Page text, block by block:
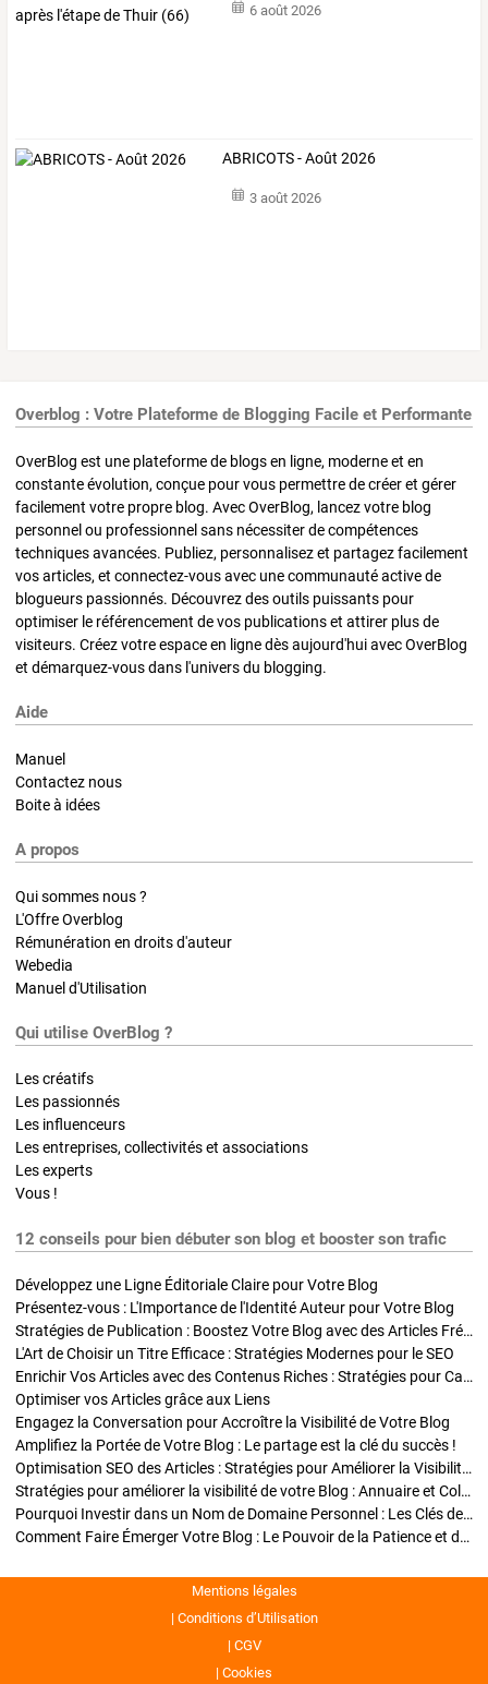
6 août 2026
ABRICOTS - Août 2026
3 août 2026
Overblog : Votre Plateforme de Blogging Facile et Performante
OverBlog est une plateforme de blogs en ligne, moderne et en
constante évolution, conçue pour vous permettre de créer et gérer
facilement votre propre blog. Avec OverBlog, lancez votre blog
personnel ou professionnel sans nécessiter de compétences
techniques avancées. Publiez, personnalisez et partagez facilement
vos articles, et connectez-vous avec une communauté active de
blogueurs passionnés. Découvrez des outils puissants pour
optimiser le référencement de vos publications et attirer plus de
visiteurs. Créez votre espace en ligne dès aujourd'hui avec OverBlog
et démarquez-vous dans l'univers du blogging.
Aide
Manuel
Contactez nous
Boite à idées
A propos
Qui sommes nous ?
L'Offre Overblog
Rémunération en droits d'auteur
Webedia
Manuel d'Utilisation
Qui utilise OverBlog ?
Les créatifs
Les passionnés
Les influenceurs
Les entreprises, collectivités et associations
Les experts
Vous !
12 conseils pour bien débuter son blog et booster son trafic
Développez une Ligne Éditoriale Claire pour Votre Blog
Présentez-vous : L'Importance de l'Identité Auteur pour Votre Blog
Stratégies de Publication : Boostez Votre Blog avec des Articles Fréquents et Exclusifs
L'Art de Choisir un Titre Efficace : Stratégies Modernes pour le SEO
Enrichir Vos Articles avec des Contenus Riches : Stratégies pour Captiver et Optimiser
Optimiser vos Articles grâce aux Liens
Engagez la Conversation pour Accroître la Visibilité de Votre Blog
Amplifiez la Portée de Votre Blog : Le partage est la clé du succès !
Optimisation SEO des Articles : Stratégies pour Améliorer la Visibilité de Votre Blog
Stratégies pour améliorer la visibilité de votre Blog : Annuaire et Collaborations
Pourquoi Investir dans un Nom de Domaine Personnel : Les Clés de la Réussite de Votre Blog
Comment Faire Émerger Votre Blog : Le Pouvoir de la Patience et de la Persévérance
Mentions légales
Conditions d’Utilisation
CGV
Cookies